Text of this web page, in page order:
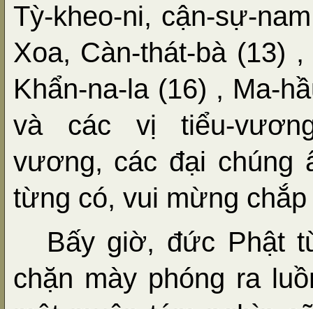
Tỳ-kheo-ni, cận-sự-
Xoa, Càn-thát-bà (13)
Khẩn-na-la (16) , Ma-
và các vị tiểu-vương
vương, các đại chúng
từng có, vui mừng
Bấy giờ, đức Phật
chặn mày phóng ra